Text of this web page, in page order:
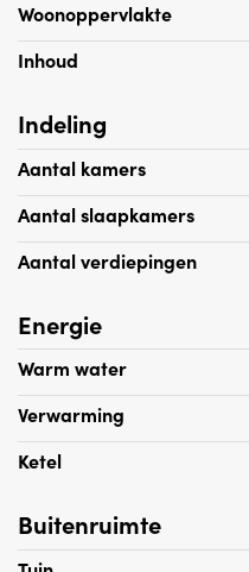
- gezien het bouwjaar van
ouderdoms- /
Woonoppervlakte
Inhoud
Indeling
Aantal kamers
Aantal slaapkamers
Aantal verdiepingen
Energie
Warm water
Verwarming
Ketel
Buitenruimte